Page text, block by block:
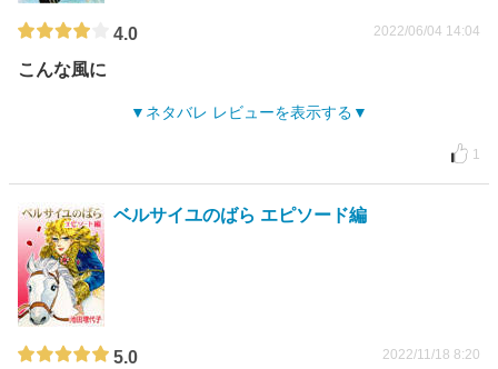
4.0 2022/06/04 14:04
こんな風に
ネタバレ レビューを表示する
1
ベルサイユのばら エピソード編
5.0 2022/11/18 8:20